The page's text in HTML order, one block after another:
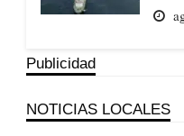
Publicidad
NOTICIAS LOCALES